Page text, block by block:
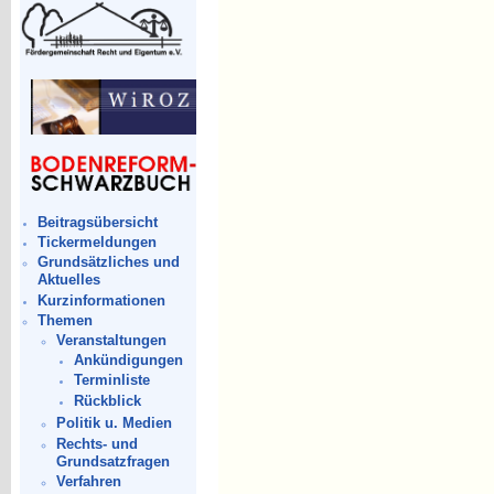
Beitragsübersicht
Tickermeldungen
Grundsätzliches und
Aktuelles
Kurzinformationen
Themen
Veranstaltungen
Ankündigungen
Terminliste
Rückblick
Politik u. Medien
Rechts- und
Grundsatzfragen
Verfahren